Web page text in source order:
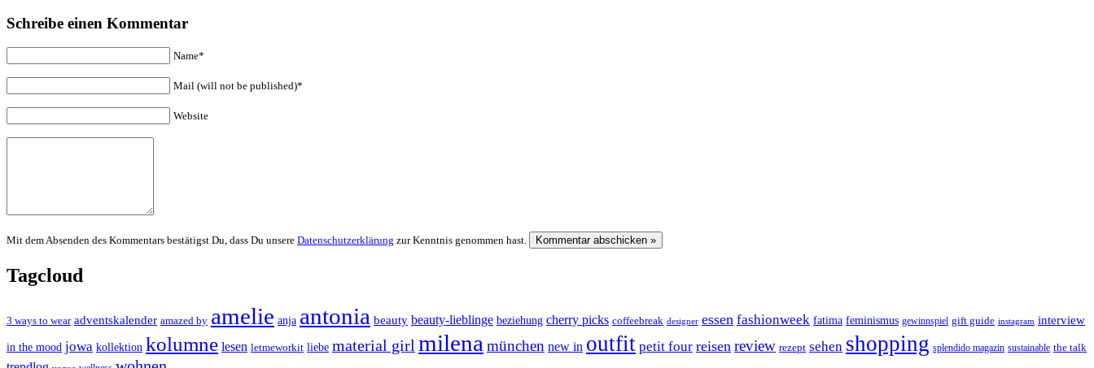
Schreibe einen Kommentar
Name*
Mail (will not be published)*
Website
Mit dem Absenden des Kommentars bestätigst Du, dass Du unsere Datenschutzerklärung zur Kenntnis genommen hast.
Tagcloud
3 ways to wear adventskalender amazed by amelie anja antonia beauty beauty-lieblinge beziehung cherry picks coffeebreak designer essen fashionweek fatima feminismus gewinnspiel gift guide instagram interview
in the mood jowa kollektion kolumne lesen letmeworkit liebe material girl milena münchen new in outfit petit four reisen review rezept sehen shopping splendido magazin sustainable the talk